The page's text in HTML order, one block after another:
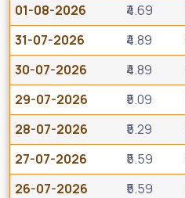
01-08-2026
₹4.69
31-07-2026
₹4.89
30-07-2026
₹4.89
29-07-2026
₹5.09
28-07-2026
₹5.29
27-07-2026
₹5.59
26-07-2026
₹5.59